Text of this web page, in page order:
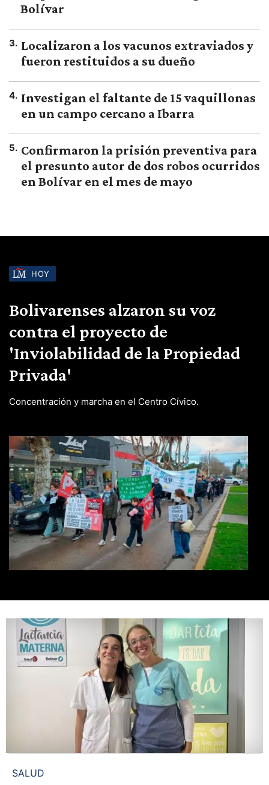
Bolívar
3. Localizaron a los vacunos extraviados y
fueron restituidos a su dueño
4. Investigan el faltante de 15 vaquillonas
en un campo cercano a Ibarra
5. Confirmaron la prisión preventiva para
el presunto autor de dos robos ocurridos
en Bolívar en el mes de mayo
HOY
Bolivarenses alzaron su voz
contra el proyecto de
'Inviolabilidad de la Propiedad
Privada'
Concentración y marcha en el Centro Cívico.
SALUD